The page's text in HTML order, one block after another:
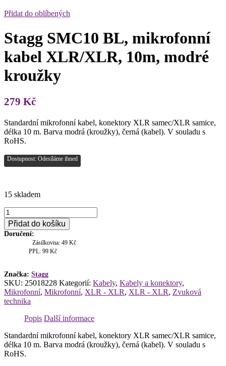
Přidat do oblíbených
Stagg SMC10 BL, mikrofonní
kabel XLR/XLR, 10m, modré
kroužky
279 Kč
Standardní mikrofonní kabel, konektory XLR samec/XLR samice,
délka 10 m. Barva modrá (kroužky), černá (kabel). V souladu s
RoHS.
Dostupnost: Odesíláme ihned
15 skladem
Stagg
SMC10
BL,
mikrofonní
modré
kroužky
množství
Přidat do košíku
Doručení:
Zásilkovna: 49 Kč
PPL: 99 Kč
Značka: Stagg
SKU: 25018228 Kategorií: Kabely, Kabely a konektory,
Mikrofonní, Mikrofonní, XLR - XLR, XLR - XLR, Zvuková
technika
Popis Další informace
Standardní mikrofonní kabel, konektory XLR samec/XLR samice,
délka 10 m. Barva modrá (kroužky), černá (kabel). V souladu s
RoHS.